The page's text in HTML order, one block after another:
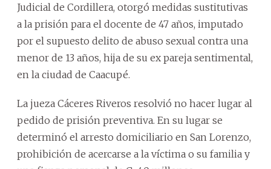
Judicial de Cordillera, otorgó medidas sustitutivas
a la prisión para el docente de 47 años, imputado
por el supuesto delito de abuso sexual contra una
menor de 13 años, hija de su ex pareja sentimental,
en la ciudad de Caacupé.
La jueza Cáceres Riveros resolvió no hacer lugar al
pedido de prisión preventiva. En su lugar se
determinó el arresto domiciliario en San Lorenzo,
prohibición de acercarse a la víctima o su familia y